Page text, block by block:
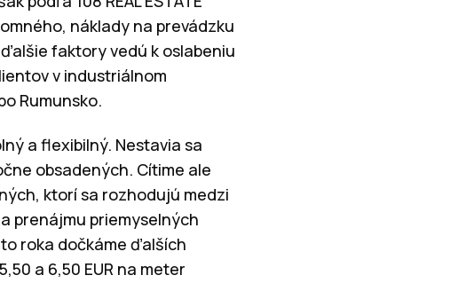
​​náklady na prevádzku
faktory vedú k oslabeniu
v industriálnom
Rumunsko.
a flexibilný. Nestavia sa
obsadených. Cítime ale
ktorí sa rozhodujú medzi
prenájmu priemyselných
roka dočkáme ďalších
a 6,50 EUR na meter